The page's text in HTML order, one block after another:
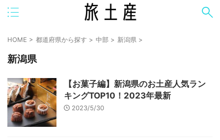
HOME > 都道府県から探す > 中部 > 新潟県 >
新潟県
【お菓子編】新潟県のお土産人気ラン
キングTOP10！2023年最新
2023/5/30